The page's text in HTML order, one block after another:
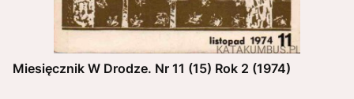
Miesięcznik W Drodze. Nr 11 (15) Rok 2 (1974)